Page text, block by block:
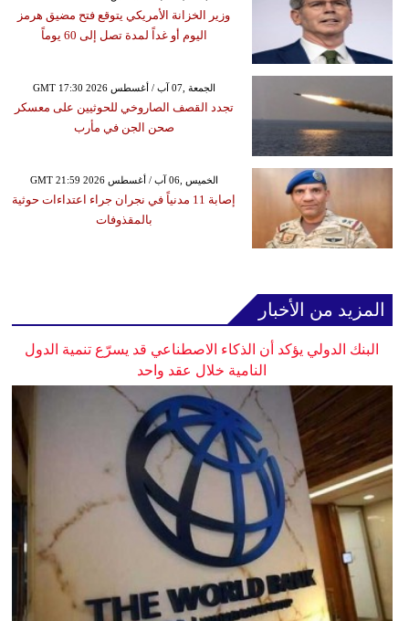
وزير الخزانة الأمريكي يتوقع فتح مضيق هرمز
اليوم أو غداً لمدة تصل إلى 60 يوماً
GMT 17:30 2026 الجمعة ,07 آب / أغسطس
تجدد القصف الصاروخي للحوثيين على معسكر
صحن الجن في مأرب
GMT 21:59 2026 الخميس ,06 آب / أغسطس
إصابة 11 مدنياً في نجران جراء اعتداءات حوثية
بالمقذوفات
المزيد من الأخبار
البنك الدولي يؤكد أن الذكاء الاصطناعي قد يسرّع تنمية الدول
النامية خلال عقد واحد